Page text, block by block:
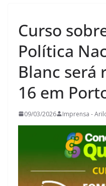
Curso
Política
Blanc será
16 em
09/03/2026 Imprensa -